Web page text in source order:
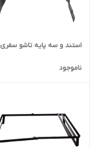
استند و سه پایه تاشو سفری
ناموجود